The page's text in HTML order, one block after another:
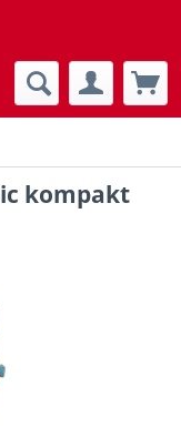
kompakt